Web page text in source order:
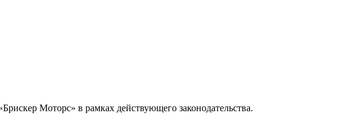
Моторс» в рамках действующего законодательства.